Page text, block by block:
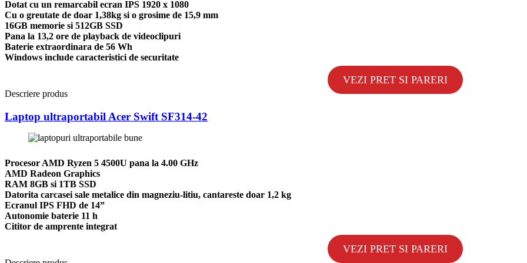
Dotat cu un remarcabil ecran IPS 1920 x 1080
Cu o greutate de doar 1,38kg si o grosime de 15,9 mm
16GB memorie si 512GB SSD
Pana la 13,2 ore de playback de videoclipuri
Baterie extraordinara de 56 Wh
Windows include caracteristici de securitate
VEZI PRET SI PARERI
Descriere produs
Laptop ultraportabil Acer Swift SF314-42
Procesor AMD Ryzen 5 4500U pana la 4.00 GHz
AMD Radeon Graphics
RAM 8GB si 1TB SSD
Datorita carcasei sale metalice din magneziu-litiu, cantareste doar 1,2 kg
Ecranul IPS FHD de 14”
Autonomie baterie 11 h
Cititor de amprente integrat
VEZI PRET SI PARERI